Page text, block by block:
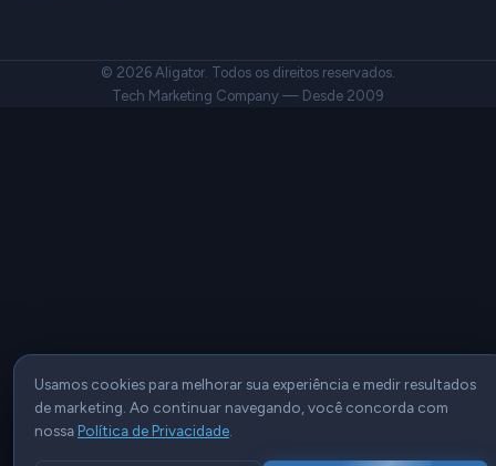
© 2026 Aligator. Todos os direitos reservados.
Tech Marketing Company — Desde 2009
Usamos cookies para melhorar sua experiência e medir resultados
de marketing. Ao continuar navegando, você concorda com
nossa Política de Privacidade